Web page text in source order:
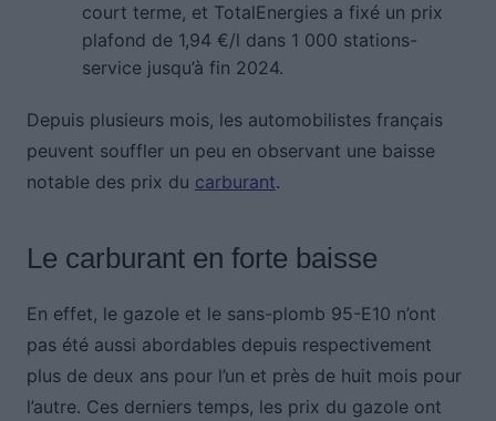
court terme, et TotalEnergies a fixé un prix
plafond de 1,94 €/l dans 1 000 stations-
service jusqu’à fin 2024.
Depuis plusieurs mois, les automobilistes français
peuvent souffler un peu en observant une baisse
notable des prix du carburant.
Le carburant en forte baisse
En effet, le gazole et le sans-plomb 95-E10 n’ont
pas été aussi abordables depuis respectivement
plus de deux ans pour l’un et près de huit mois pour
l’autre. Ces derniers temps, les prix du gazole ont